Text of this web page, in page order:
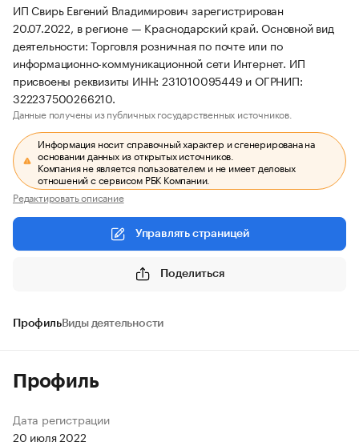
ИП Свирь Евгений Владимирович зарегистрирован
20.07.2022, в регионе — Краснодарский край. Основной вид
деятельности: Торговля розничная по почте или по
информационно-коммуникационной сети Интернет. ИП
присвоены реквизиты ИНН: 231010095449 и ОГРНИП:
322237500266210.
Данные получены из публичных государственных источников.
Информация носит справочный характер и сгенерирована на
основании данных из открытых источников.
Компания не является пользователем и не имеет деловых
отношений с сервисом РБК Компании.
Редактировать описание
Управлять страницей
Поделиться
ПрофильВиды деятельности
Профиль
Дата регистрации
20 июля 2022